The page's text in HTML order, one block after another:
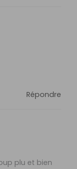
Répondre
plu et bien